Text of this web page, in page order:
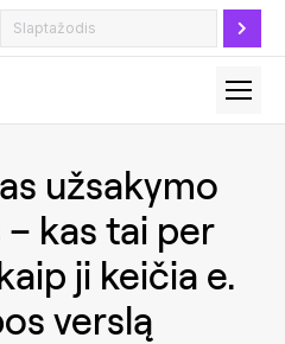
užsakymo
kas tai per
ji keičia e.
verslą